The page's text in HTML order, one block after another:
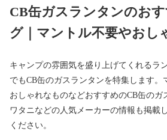
CB缶ガスランタンのお
グ｜マントル不要やおし
キャンプの雰囲気を盛り上げてくれるラ
でもCB缶のガスランタンを特集します。
おしゃれなものなどおすすめのCB缶のガ
ワタニなどの人気メーカーの情報も掲載
ください。